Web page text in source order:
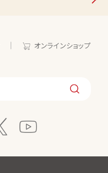
オンラインショップ